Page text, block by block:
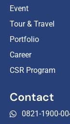
Event
Tour & Travel
Portfolio
Career
CSR Program
Contact
0821-1900-